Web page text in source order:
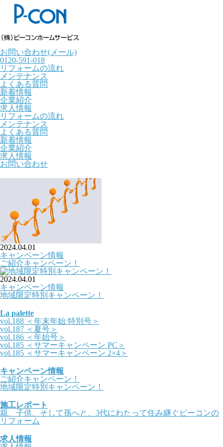
お問い合わせ(メール)
0120-591-018
リフォームの流れ
メンテナンス
よくある質問
新着情報
企業紹介
求人情報
リフォームの流れ
メンテナンス
よくある質問
新着情報
企業紹介
求人情報
お問い合わせ
2024.04.01
キャンペーン情報
ご紹介キャンペーン！
2024.04.01
キャンペーン情報
地域限定特別キャンペーン！
La palette
vol.188 ＜年末年始 特別号＞
vol.187 ＜夏号＞
vol.186 ＜年始号＞
vol.185 ＜サマーキャンペーン PC＞
vol.185 ＜サマーキャンペーン 2×4＞
キャンペーン情報
ご紹介キャンペーン！
地域限定特別キャンペーン！
施工レポート
親、子供、そして孫へと、3代にわたって住み継ぐピーコンの
リフォーム
求人情報